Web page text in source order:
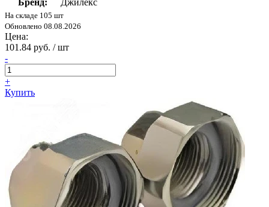
Бренд:
Джилекс
На складе 105 шт
Обновлено 08.08.2026
Цена:
101.84 руб. / шт
-
+
Купить